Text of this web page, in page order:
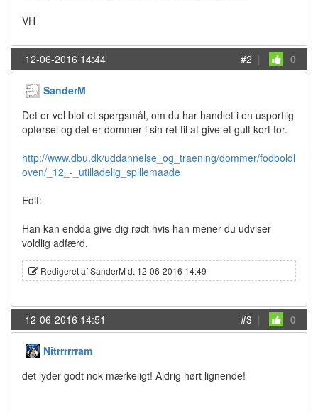
VH
12-06-2016 14:44 #2 | 0
SanderM
Det er vel blot et spørgsmål, om du har handlet i en usportlig
opførsel og det er dommer i sin ret til at give et gult kort for.
http://www.dbu.dk/uddannelse_og_traening/dommer/fodboldl
oven/_12_-_utilladelig_spillemaade
Edit:
Han kan endda give dig rødt hvis han mener du udviser
voldlig adfærd.
Redigeret af SanderM d. 12-06-2016 14:49
12-06-2016 14:51 #3 | 0
Nitrrrrrram
det lyder godt nok mærkeligt! Aldrig hørt lignende!